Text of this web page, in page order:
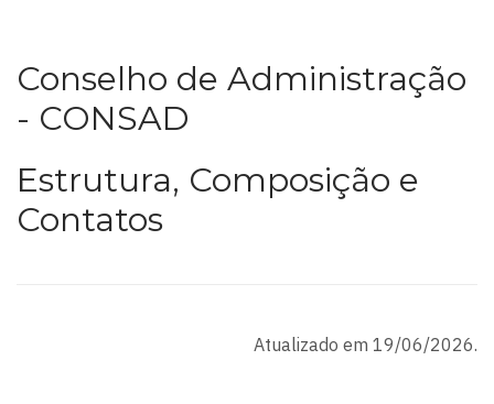
Conselho de Administração
- CONSAD
Estrutura, Composição e
Contatos
Atualizado em 19/06/2026.